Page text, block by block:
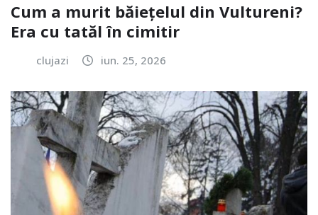
Cum a murit băiețelul din Vultureni?
Era cu tatăl în cimitir
clujazi iun. 25, 2026